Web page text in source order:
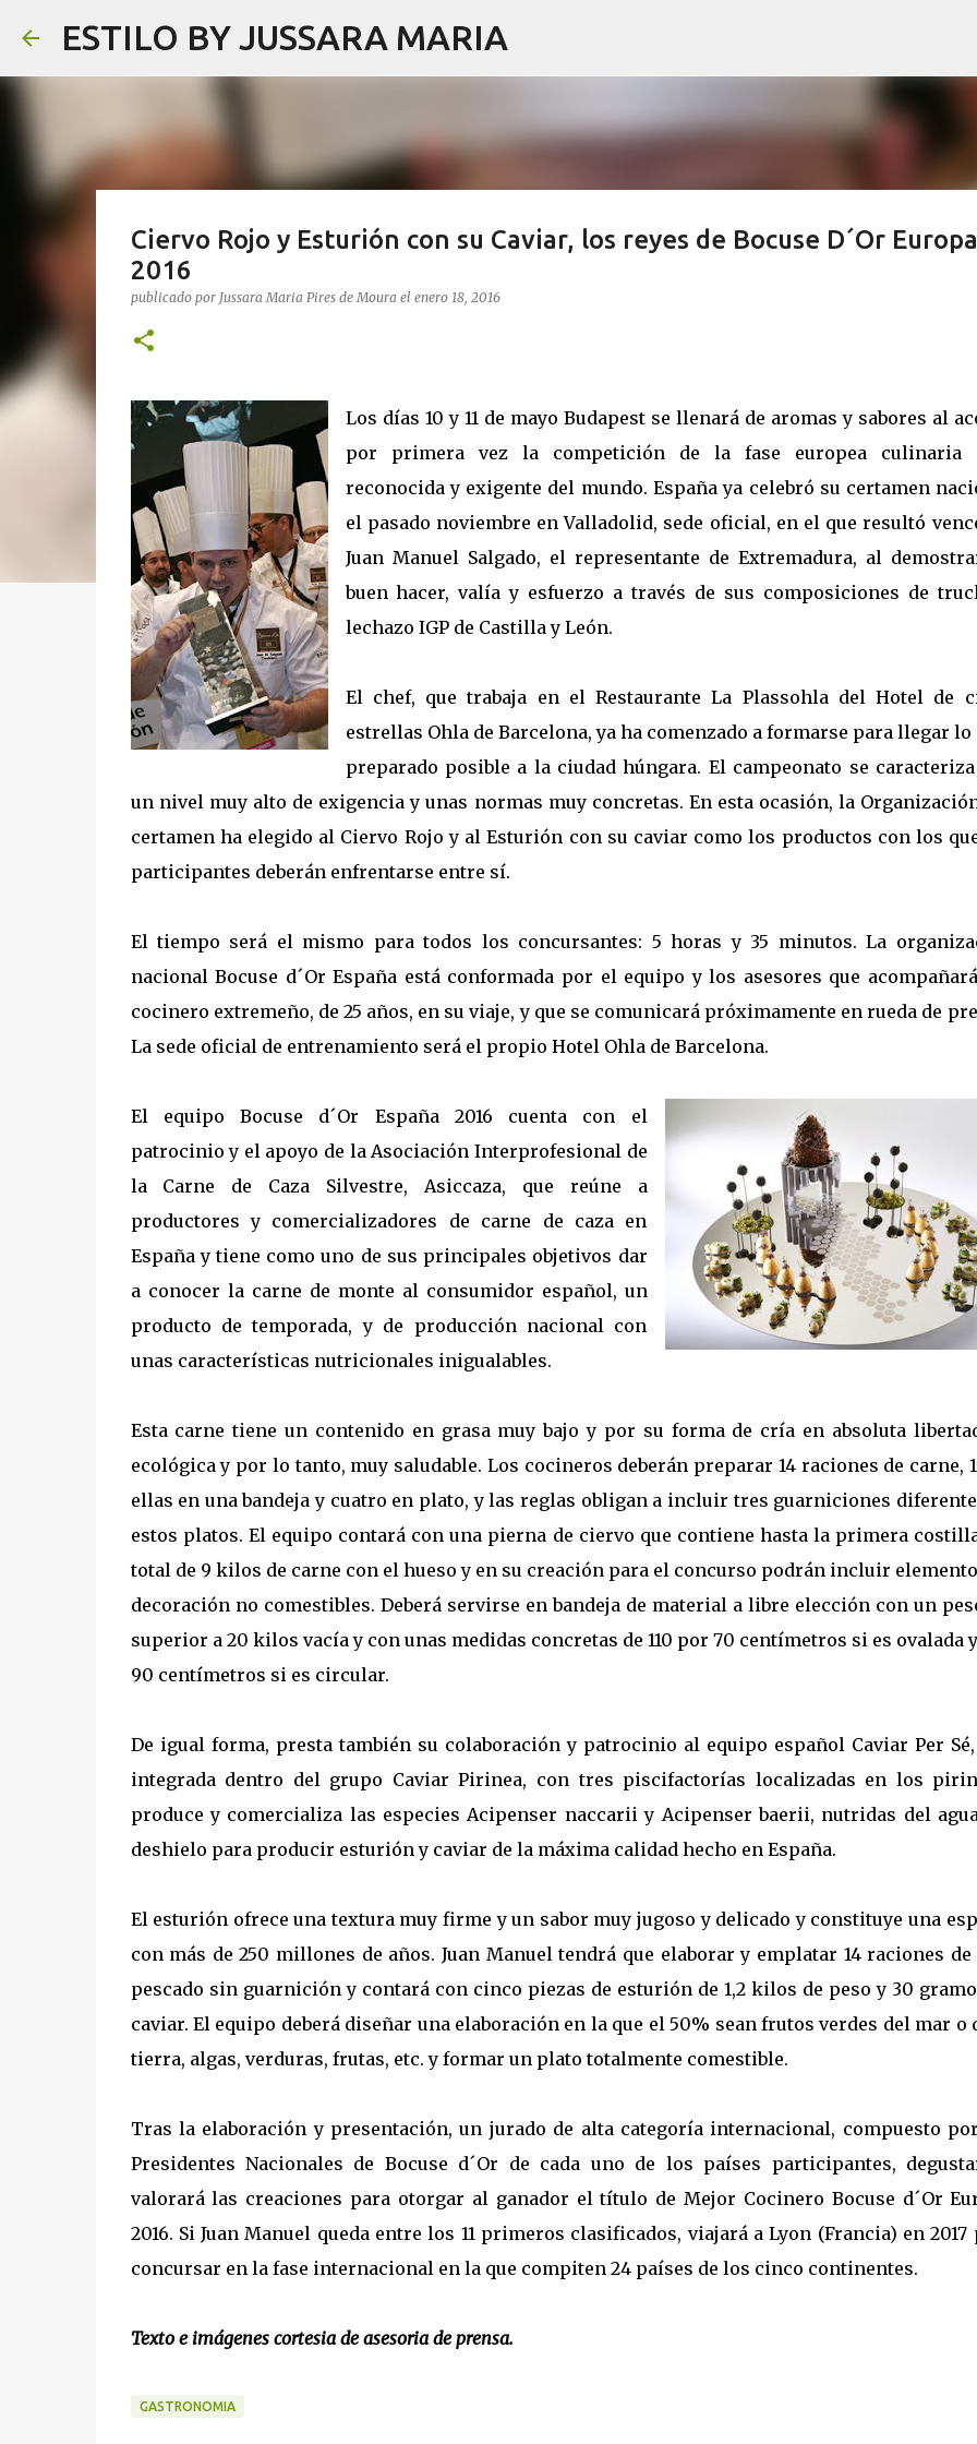
ESTILO BY JUSSARA MARIA
Ciervo Rojo y Esturión con su Caviar, los reyes de Bocuse D´Or Europa
2016
publicado por Jussara Maria Pires de Moura el enero 18, 2016
Los días 10 y 11 de mayo Budapest se llenará de aromas y sabores al
por primera vez la competición de la fase europea culinaria
reconocida y exigente del mundo. España ya celebró su certamen
el pasado noviembre en Valladolid, sede oficial, en el que resultó
Juan Manuel Salgado, el representante de Extremadura, al
buen hacer, valía y esfuerzo a través de sus composiciones de
lechazo IGP de Castilla y León.
El chef, que trabaja en el Restaurante La Plassohla del Hotel de
estrellas Ohla de Barcelona, ya ha comenzado a formarse para llegar lo
preparado posible a la ciudad húngara. El campeonato se
un nivel muy alto de exigencia y unas normas muy concretas. En esta ocasión, la
certamen ha elegido al Ciervo Rojo y al Esturión con su caviar como los productos con los
participantes deberán enfrentarse entre sí.
El tiempo será el mismo para todos los concursantes: 5 horas y 35 minutos. La
nacional Bocuse d´Or España está conformada por el equipo y los asesores que
cocinero extremeño, de 25 años, en su viaje, y que se comunicará próximamente en rueda de
La sede oficial de entrenamiento será el propio Hotel Ohla de Barcelona.
El equipo Bocuse d´Or España 2016 cuenta con el
patrocinio y el apoyo de la Asociación Interprofesional de
la Carne de Caza Silvestre, Asiccaza, que reúne a
productores y comercializadores de carne de caza en
España y tiene como uno de sus principales objetivos dar
a conocer la carne de monte al consumidor español, un
producto de temporada, y de producción nacional con
unas características nutricionales inigualables.
Esta carne tiene un contenido en grasa muy bajo y por su forma de cría en absoluta
ecológica y por lo tanto, muy saludable. Los cocineros deberán preparar 14 raciones de carne,
ellas en una bandeja y cuatro en plato, y las reglas obligan a incluir tres guarniciones
estos platos. El equipo contará con una pierna de ciervo que contiene hasta la primera
total de 9 kilos de carne con el hueso y en su creación para el concurso podrán incluir
decoración no comestibles. Deberá servirse en bandeja de material a libre elección con un
superior a 20 kilos vacía y con unas medidas concretas de 110 por 70 centímetros si es ovalada
90 centímetros si es circular.
De igual forma, presta también su colaboración y patrocinio al equipo español Caviar Per
integrada dentro del grupo Caviar Pirinea, con tres piscifactorías localizadas en los
produce y comercializa las especies Acipenser naccarii y Acipenser baerii, nutridas del
deshielo para producir esturión y caviar de la máxima calidad hecho en España.
El esturión ofrece una textura muy firme y un sabor muy jugoso y delicado y constituye una
con más de 250 millones de años. Juan Manuel tendrá que elaborar y emplatar 14 raciones de
pescado sin guarnición y contará con cinco piezas de esturión de 1,2 kilos de peso y 30
caviar. El equipo deberá diseñar una elaboración en la que el 50% sean frutos verdes del mar o
tierra, algas, verduras, frutas, etc. y formar un plato totalmente comestible.
Tras la elaboración y presentación, un jurado de alta categoría internacional, compuesto
Presidentes Nacionales de Bocuse d´Or de cada uno de los países participantes,
valorará las creaciones para otorgar al ganador el título de Mejor Cocinero Bocuse d´Or
2016. Si Juan Manuel queda entre los 11 primeros clasificados, viajará a Lyon (Francia) en 2017
concursar en la fase internacional en la que compiten 24 países de los cinco continentes.
Texto e imágenes cortesia de asesoria de prensa.
GASTRONOMIA